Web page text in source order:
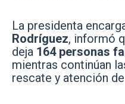
La presidenta
Rodríguez, informó
deja 164 personas
mientras continúan
rescate y atención